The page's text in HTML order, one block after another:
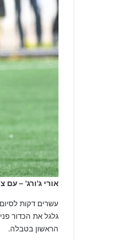
אורי ג'ורג' –
הראשון בטבלה.